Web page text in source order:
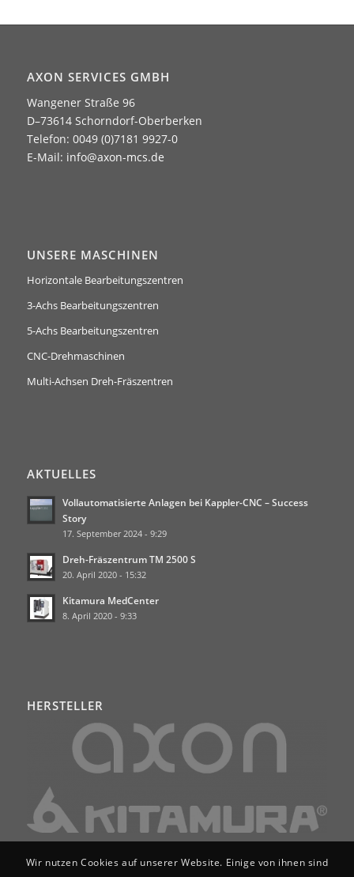
AXON SERVICES GMBH
Wangener Straße 96
D–73614 Schorndorf-Oberberken
Telefon: 0049 (0)7181 9927-0
E-Mail: info@axon-mcs.de
UNSERE MASCHINEN
Horizontale Bearbeitungszentren
3-Achs Bearbeitungszentren
5-Achs Bearbeitungszentren
CNC-Drehmaschinen
Multi-Achsen Dreh-Fräszentren
AKTUELLES
Vollautomatisierte Anlagen bei Kappler-CNC – Success
Story
17. September 2024 - 9:29
Dreh-Fräszentrum TM 2500 S
20. April 2020 - 15:32
Kitamura MedCenter
8. April 2020 - 9:33
HERSTELLER
Wir nutzen Cookies auf unserer Website. Einige von ihnen sind